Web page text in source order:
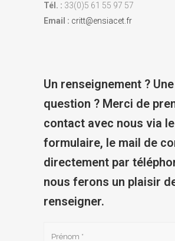
Tél. : 33(0)5 61 55 97 57
Email : critt@ensiacet.fr
Un renseignement ? Une
question ? Merci de
contact avec nous via le
formulaire, le mail de
directement par
nous ferons un plaisir
renseigner.